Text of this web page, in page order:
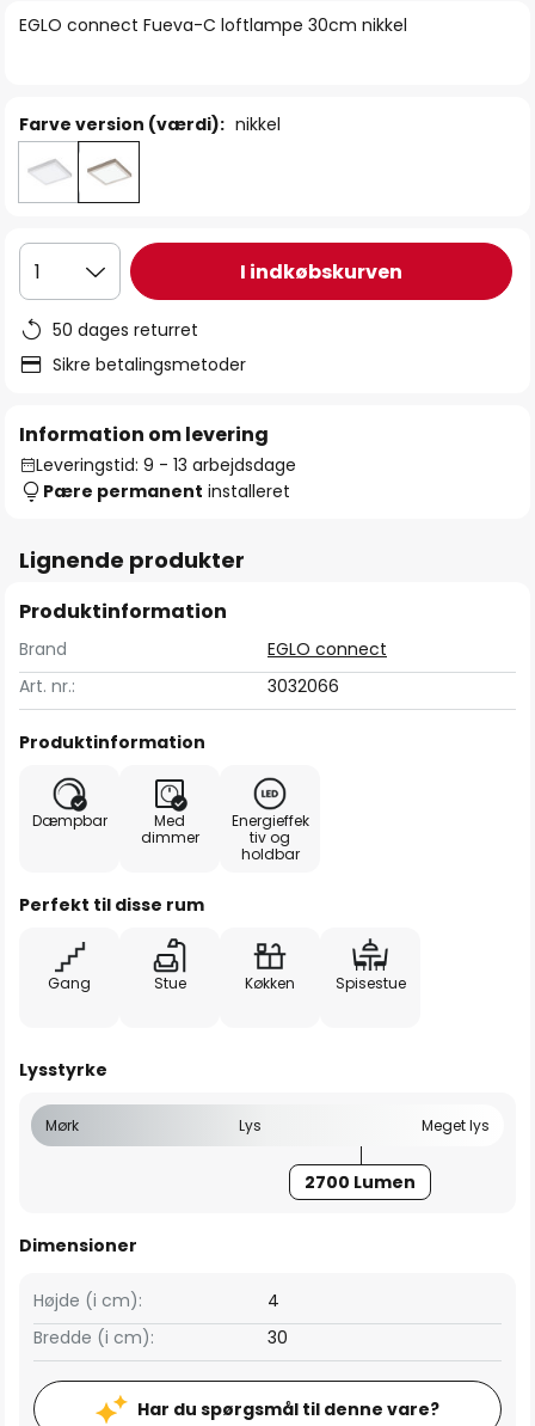
billedgalleriet
EGLO connect Fueva-C loftlampe 30cm nikkel
Farve version (værdi): nikkel
1 I indkøbskurven
50 dages returret
Sikre betalingsmetoder
Information om levering
Leveringstid: 9 - 13 arbejdsdage
Pære permanent installeret
Lignende produkter
Produktinformation
Brand
EGLO connect
Art. nr.:
3032066
Produktinformation
Dæmpbar
Med
dimmer
Energieffek
tiv og
holdbar
Perfekt til disse rum
Gang Stue Køkken Spisestue
Lysstyrke
Mørk Lys Meget lys
2700 Lumen
Dimensioner
Bredde (i cm): 30
Højde (i cm): 4
Har du spørgsmål til denne vare?